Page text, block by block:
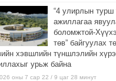
“4 улирлын турш
ажиллагаа
боломжтой-
төв” байгуулах
хэвшлийн түншлэлийн
урьж байна
оны 7 сар 22 / 9 цаг 28 минут